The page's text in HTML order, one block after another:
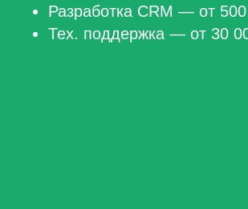
Разработка CRM — от
Тех. поддержка — от 30